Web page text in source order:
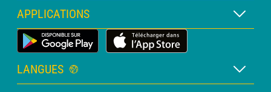
Consultation avec un prévisionniste
Bulletin PRO
Légende des cartes
Légende des pictogrammes
Glossaire
APPLICATIONS
Application Météo Terrestre
LANGUES